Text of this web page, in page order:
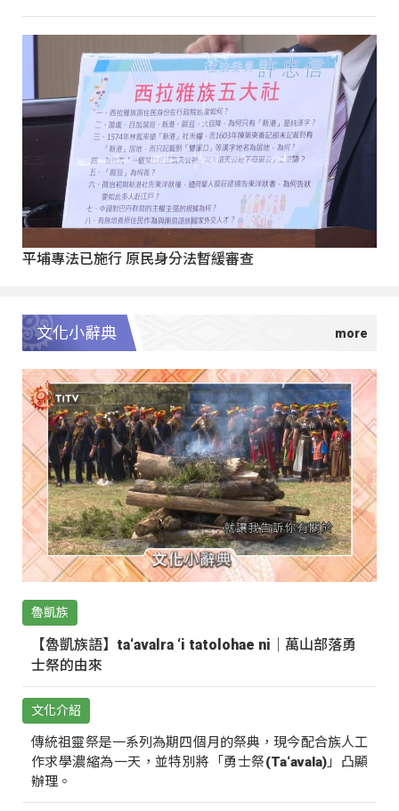
平埔專法已施行 原民身分法暫緩審查
文化小辭典
魯凱族
【魯凱族語】ta‘avalra ‘i tatolohae ni｜萬山部落勇
士祭的由來
文化介紹
傳統祖靈祭是一系列為期四個月的祭典，現今配合族人工
作求學濃縮為一天，並特別將「勇士祭(Ta‘avala)」凸顯
辦理。